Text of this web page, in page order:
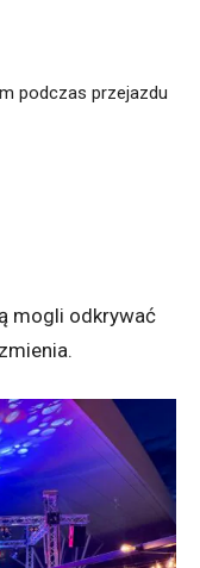
podczas przejazdu
mogli odkrywać